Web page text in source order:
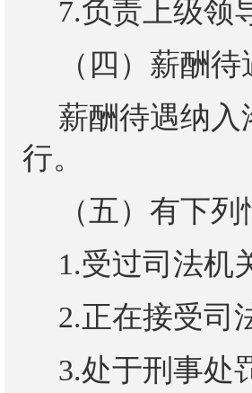
7.负责上级领
（四）薪酬待
薪酬待遇纳入
行。
（五）有下
1.受过司法机
2.正在接受司
3.处于刑事处